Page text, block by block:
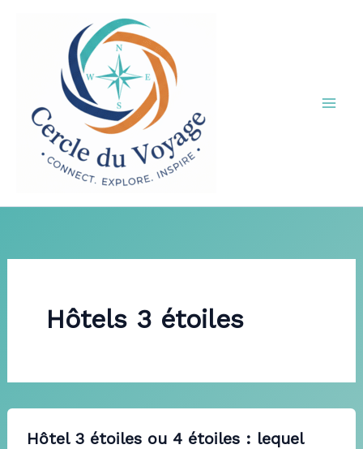
Hôtels 3 étoiles
Hôtel 3 étoiles ou 4 étoiles : lequel